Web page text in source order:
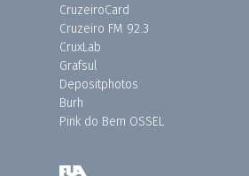
CruzeiroCard
Cruzeiro FM 92.3
CruxLab
Grafsul
Depositphotos
Burh
Pink do Bem OSSEL